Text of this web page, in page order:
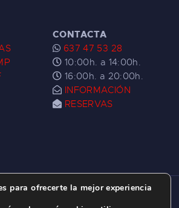
CONTACTA
637 47 53 28
10:00h. a 14:00h.
16:00h. a 20:00h.
INFORMACIÓN
RESERVAS
SURF LAS DUNAS ©
para ofrecerte la mejor experiencia